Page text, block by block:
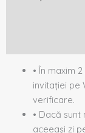
• În maxim
invitației pe
verificare.
• Dacă
aceeași zi